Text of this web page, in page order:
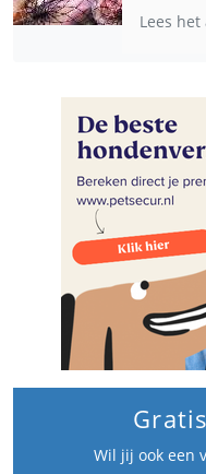
Lees
Wil jij ook een